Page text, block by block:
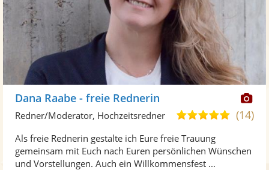
Dana Raabe - freie Rednerin
4,9(14)
Redner/Moderator, Hochzeitsredner
Als freie Rednerin gestalte ich Eure freie Trauung
gemeinsam mit Euch nach Euren persönlichen Wünschen
und Vorstellungen. Auch ein Willkommensfest ...